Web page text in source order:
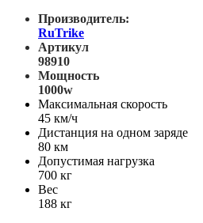
Производитель:
RuTrike
Артикул
98910
Мощность
1000w
Максимальная скорость
45 км/ч
Дистанция на одном заряде
80 км
Допустимая нагрузка
700 кг
Вес
188 кг